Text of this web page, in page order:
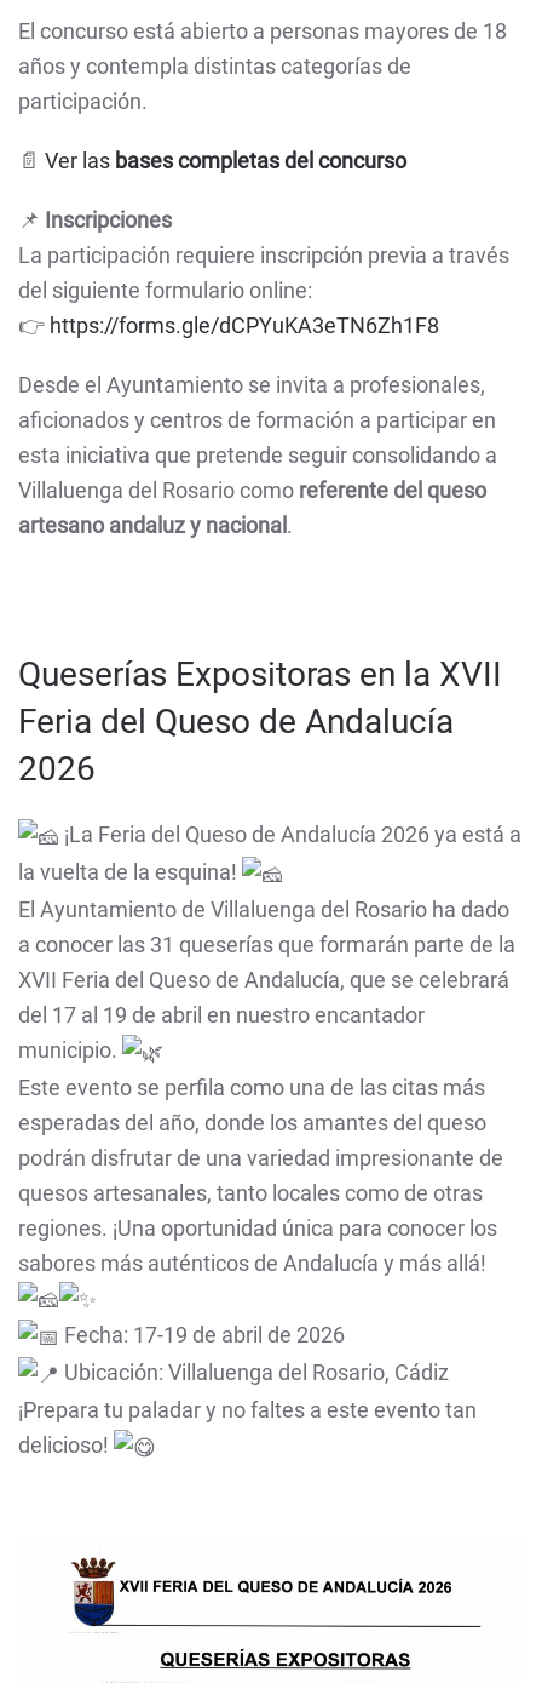
El concurso está abierto a personas mayores de 18
años y contempla distintas categorías de
participación.
📄 Ver las bases completas del concurso
📌 Inscripciones
La participación requiere inscripción previa a través
del siguiente formulario online:
👉 https://forms.gle/dCPYuKA3eTN6Zh1F8
Desde el Ayuntamiento se invita a profesionales,
aficionados y centros de formación a participar en
esta iniciativa que pretende seguir consolidando a
Villaluenga del Rosario como referente del queso
artesano andaluz y nacional .
Queserías Expositoras en la XVII
Feria del Queso de Andalucía
2026
¡La Feria del Queso de Andalucía 2026 ya está a
la vuelta de la esquina!
El Ayuntamiento de Villaluenga del Rosario ha dado
a conocer las 31 queserías que formarán parte de la
XVII Feria del Queso de Andalucía, que se celebrará
del 17 al 19 de abril en nuestro encantador
municipio.
Este evento se perfila como una de las citas más
esperadas del año, donde los amantes del queso
podrán disfrutar de una variedad impresionante de
quesos artesanales, tanto locales como de otras
regiones. ¡Una oportunidad única para conocer los
sabores más auténticos de Andalucía y más allá!
Fecha: 17-19 de abril de 2026
Ubicación: Villaluenga del Rosario, Cádiz
¡Prepara tu paladar y no faltes a este evento tan
delicioso!